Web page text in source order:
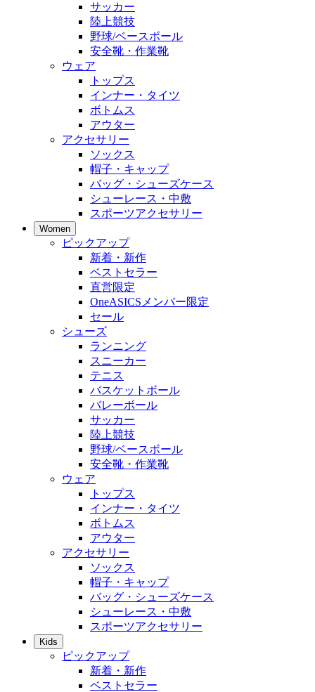
サッカー
陸上競技
野球/ベースボール
安全靴・作業靴
ウェア
トップス
インナー・タイツ
ボトムス
アウター
アクセサリー
ソックス
帽子・キャップ
バッグ・シューズケース
シューレース・中敷
スポーツアクセサリー
Women
ピックアップ
新着・新作
ベストセラー
直営限定
OneASICSメンバー限定
セール
シューズ
ランニング
スニーカー
テニス
バスケットボール
バレーボール
サッカー
陸上競技
野球/ベースボール
安全靴・作業靴
ウェア
トップス
インナー・タイツ
ボトムス
アウター
アクセサリー
ソックス
帽子・キャップ
バッグ・シューズケース
シューレース・中敷
スポーツアクセサリー
Kids
ピックアップ
新着・新作
ベストセラー